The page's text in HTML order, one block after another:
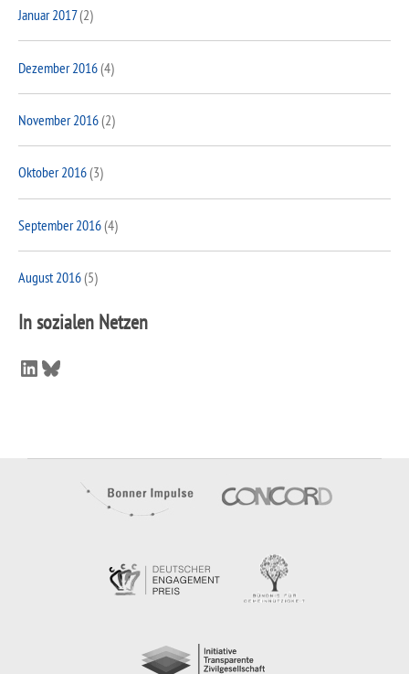
Januar 2017(2)
Dezember 2016(4)
November 2016(2)
Oktober 2016(3)
September 2016(4)
August 2016(5)
In sozialen Netzen
LinkedIn
Bluesky